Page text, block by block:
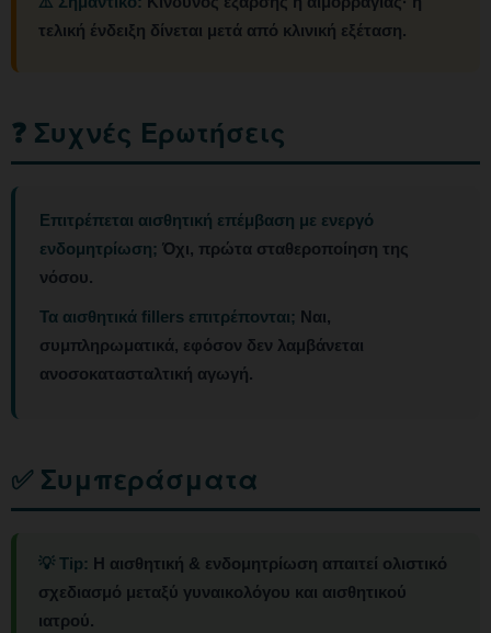
τελική ένδειξη δίνεται μετά από κλινική εξέταση.
❓ Συχνές Ερωτήσεις
Επιτρέπεται αισθητική επέμβαση με ενεργό
ενδομητρίωση; Όχι, πρώτα σταθεροποίηση της
νόσου.
Τα αισθητικά fillers επιτρέπονται; Ναι,
συμπληρωματικά, εφόσον δεν λαμβάνεται
ανοσοκατασταλτική αγωγή.
✅ Συμπεράσματα
💡 Tip: Η αισθητική & ενδομητρίωση απαιτεί ολιστικό
σχεδιασμό μεταξύ γυναικολόγου και αισθητικού
ιατρού.